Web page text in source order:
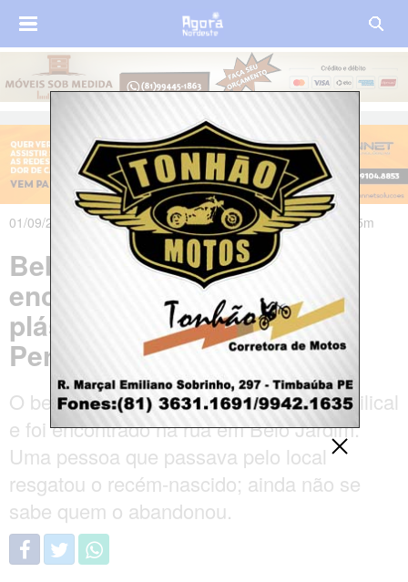
01/09/2021 às 19h52m - Atualizado em 01/09/2021 às 23h45m
Bebê recém-nascido é
encontrado dentro de saco
plástico no Agreste de
Pernambuco
O bebê ainda estava com o cordão umbilical
e foi encontrado na rua em Belo Jardim.
Uma pessoa que passava pelo local
resgatou o recém-nascido; ainda não se
sabe quem o abandonou.